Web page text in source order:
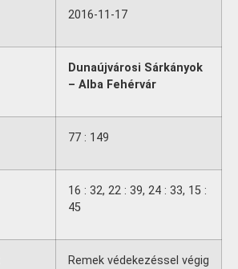
2016-11-17
Dunaújvárosi Sárkányok
– Alba Fehérvár
77 : 149
16 : 32, 22 : 39, 24 : 33, 15 :
45
Remek védekezéssel végig